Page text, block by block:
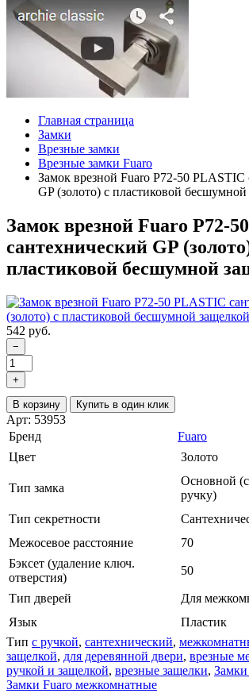
Главная страница
Замки
Врезные замки
Врезные замки Fuaro
Замок врезной Fuaro P72-50 PLASTIC
GP (золото) с пластиковой
Замок врезной Fuaro P72-
сантехнический GP
пластиковой бесшумной
542 руб.
−
+
В корзину Купить в один клик
Арт: 53953
Бренд
Fuaro
Цвет
Золото
Тип замка
Основной
ручку)
Тип секретности
Межосевое расстояние
70
Бэксет (удаление ключ.
отверстия)
50
Тип дверей
Для
Язык
Пластик
Тип с ручкой, сантехнический,
защелкой, для деревянной двери, врезные
ручкой и защелкой, врезные защелки,
Замки Fuaro межкомнатные